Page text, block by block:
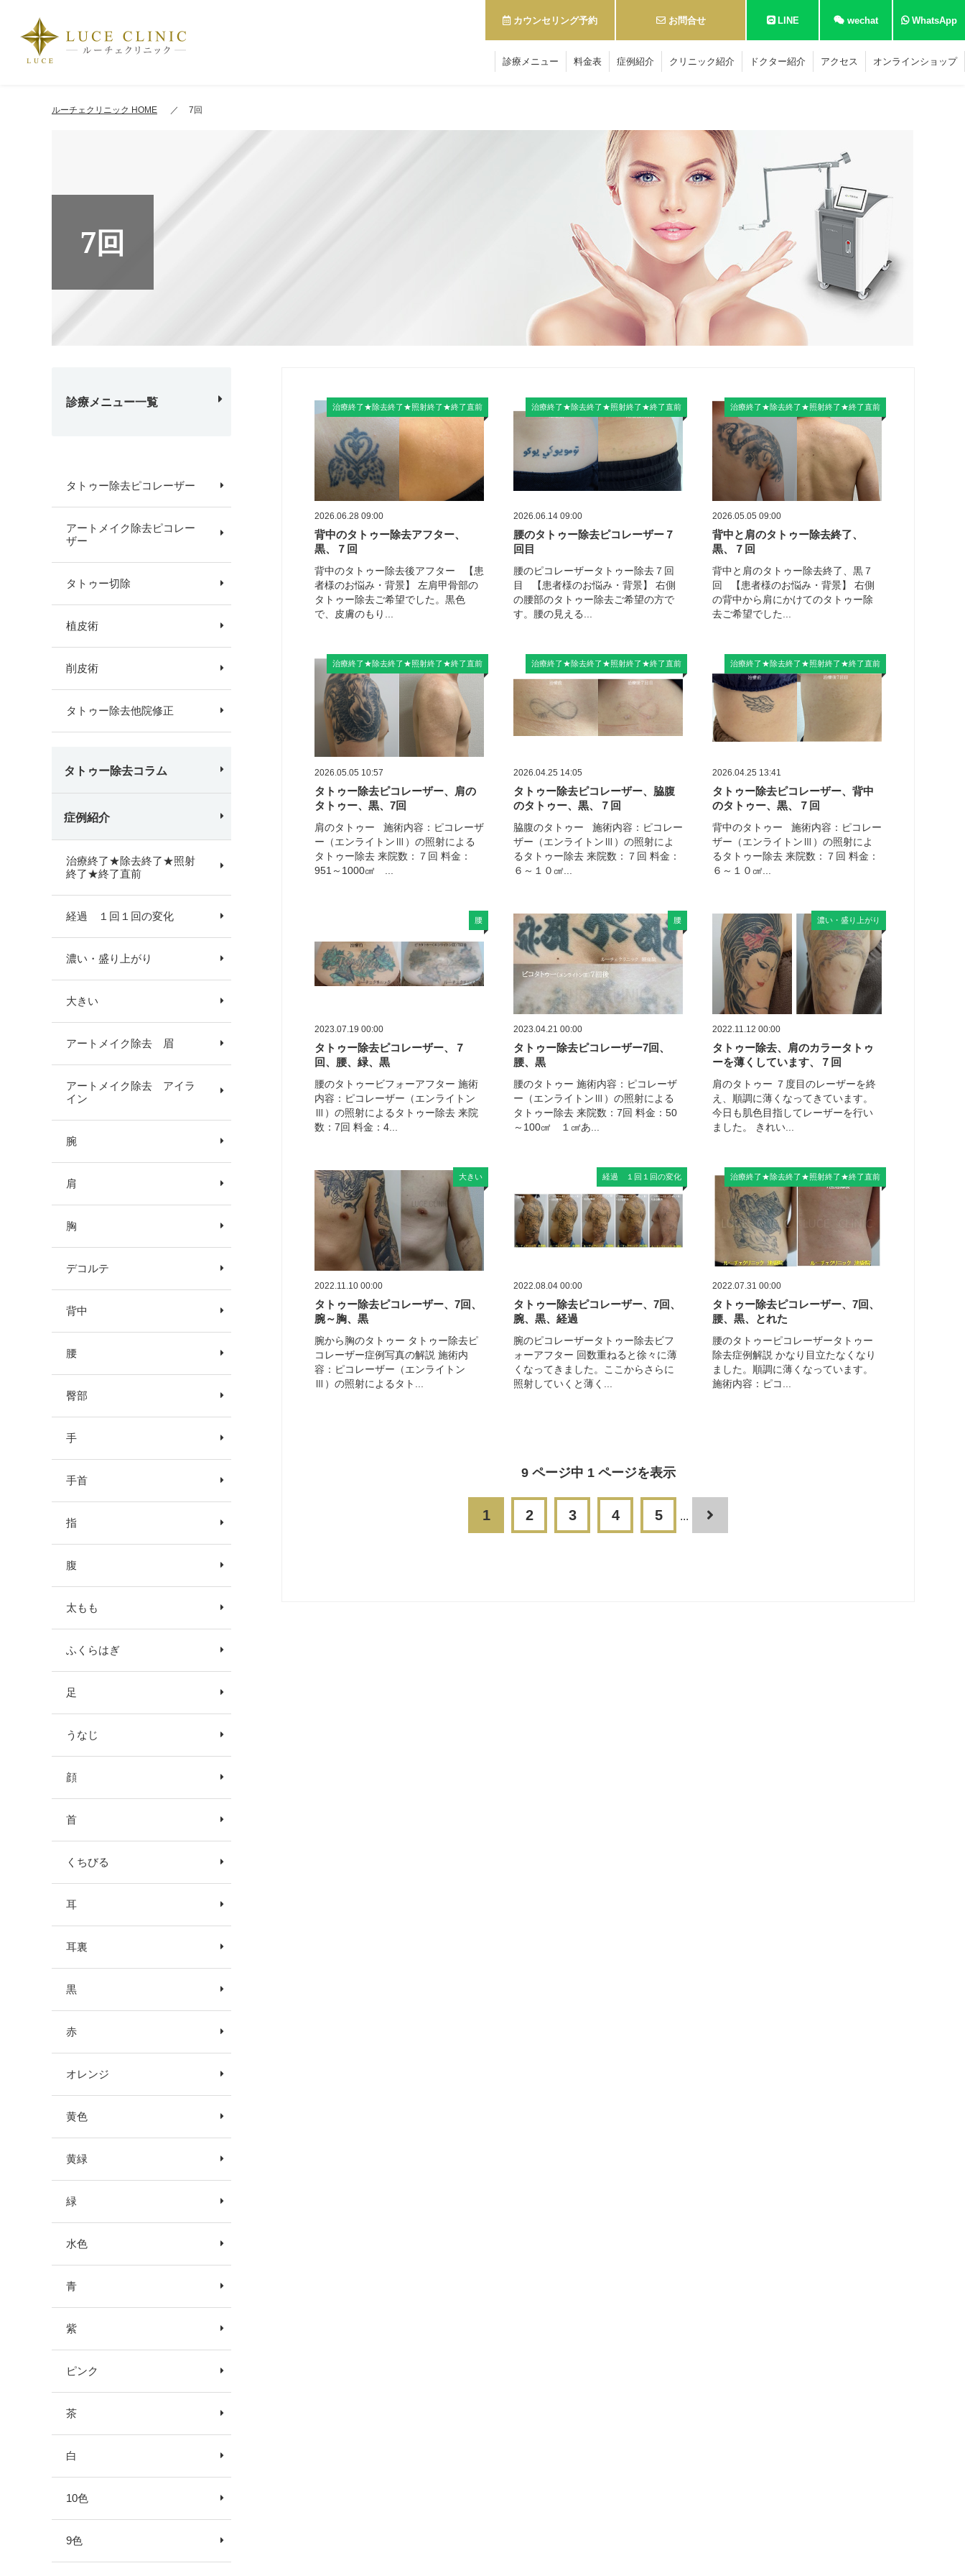
カウンセリング予約 お問合せ LINE wechat WhatsApp
診療メニュー 料金表 症例紹介 クリニック紹介 ドクター紹介 アクセス オンラインショップ
ルーチェクリニック HOME 7回
7回
治療終了★除去終了★照射終了★終了直前
2026.06.28 09:00
背中のタトゥー除去アフター、
黒、７回
背中のタトゥー除去後アフター 【患
者様のお悩み・背景】 左肩甲骨部の
タトゥー除去ご希望でした。黒色
で、皮膚のもり...
治療終了★除去終了★照射終了★終了直前
2026.06.14 09:00
腰のタトゥー除去ピコレーザー７
回目
腰のピコレーザータトゥー除去７回
目 【患者様のお悩み・背景】 右側
の腰部のタトゥー除去ご希望の方で
す。腰の見える...
治療終了★除去終了★照射終了★終了直前
2026.05.05 09:00
背中と肩のタトゥー除去終了、
黒、７回
背中と肩のタトゥー除去終了、黒７
回 【患者様のお悩み・背景】 右側
の背中から肩にかけてのタトゥー除
去ご希望でした...
治療終了★除去終了★照射終了★終了直前
2026.05.05 10:57
タトゥー除去ピコレーザー、肩の
タトゥー、黒、7回
肩のタトゥー 施術内容：ピコレーザ
ー（エンライトンⅢ）の照射による
タトゥー除去 来院数：７回 料金：
951～1000㎠ ...
治療終了★除去終了★照射終了★終了直前
2026.04.25 14:05
タトゥー除去ピコレーザー、脇腹
のタトゥー、黒、７回
脇腹のタトゥー 施術内容：ピコレー
ザー（エンライトンⅢ）の照射によ
るタトゥー除去 来院数：７回 料金：
６～１０㎠...
治療終了★除去終了★照射終了★終了直前
2026.04.25 13:41
タトゥー除去ピコレーザー、背中
のタトゥー、黒、７回
背中のタトゥー 施術内容：ピコレー
ザー（エンライトンⅢ）の照射によ
るタトゥー除去 来院数：７回 料金：
６～１０㎠...
腰
2023.07.19 00:00
タトゥー除去ピコレーザー、７
回、腰、緑、黒
腰のタトゥービフォーアフター 施術
内容：ピコレーザー（エンライトン
Ⅲ）の照射によるタトゥー除去 来院
数：7回 料金：4...
腰
2023.04.21 00:00
タトゥー除去ピコレーザー7回、
腰、黒
腰のタトゥー 施術内容：ピコレーザ
ー（エンライトンⅢ）の照射による
タトゥー除去 来院数：7回 料金：50
～100㎠ １㎠あ...
濃い・盛り上がり
2022.11.12 00:00
タトゥー除去、肩のカラータトゥ
ーを薄くしています、７回
肩のタトゥー ７度目のレーザーを終
え、順調に薄くなってきています。
今日も肌色目指してレーザーを行い
ました。 きれい...
大きい
2022.11.10 00:00
タトゥー除去ピコレーザー、7回、
腕～胸、黒
腕から胸のタトゥー タトゥー除去ピ
コレーザー症例写真の解説 施術内
容：ピコレーザー（エンライトン
Ⅲ）の照射によるタト...
経過 １回１回の変化
2022.08.04 00:00
タトゥー除去ピコレーザー、7回、
腕、黒、経過
腕のピコレーザータトゥー除去ビフ
ォーアフター 回数重ねると徐々に薄
くなってきました。ここからさらに
照射していくと薄く...
治療終了★除去終了★照射終了★終了直前
2022.07.31 00:00
タトゥー除去ピコレーザー、7回、
腰、黒、とれた
腰のタトゥーピコレーザータトゥー
除去症例解説 かなり目立たなくなり
ました。順調に薄くなっています。
施術内容：ピコ...
9 ページ中 1 ページを表示
1 2 3 4 5 ...
診療メニュー一覧
タトゥー除去ピコレーザー
アートメイク除去ピコレー
ザー
タトゥー切除
植皮術
削皮術
タトゥー除去他院修正
タトゥー除去コラム
症例紹介
治療終了★除去終了★照射
終了★終了直前
経過 １回１回の変化
濃い・盛り上がり
大きい
アートメイク除去 眉
アートメイク除去 アイラ
イン
腕
肩
胸
デコルテ
背中
腰
臀部
手
手首
指
腹
太もも
ふくらはぎ
足
うなじ
顔
首
くちびる
耳
耳裏
黒
赤
オレンジ
黄色
黄緑
緑
水色
青
紫
ピンク
茶
白
10色
9色